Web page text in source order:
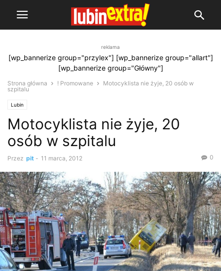
reklama
[wp_bannerize group="przylex"] [wp_bannerize group="allart"]
[wp_bannerize group="Główny"]
Strona główna ! Promowane
Motocyklista nie żyje, 20 osób w
szpitalu
Lubin
Motocyklista nie żyje, 20
osób w szpitalu
Przez pit - 11 marca, 2012 0